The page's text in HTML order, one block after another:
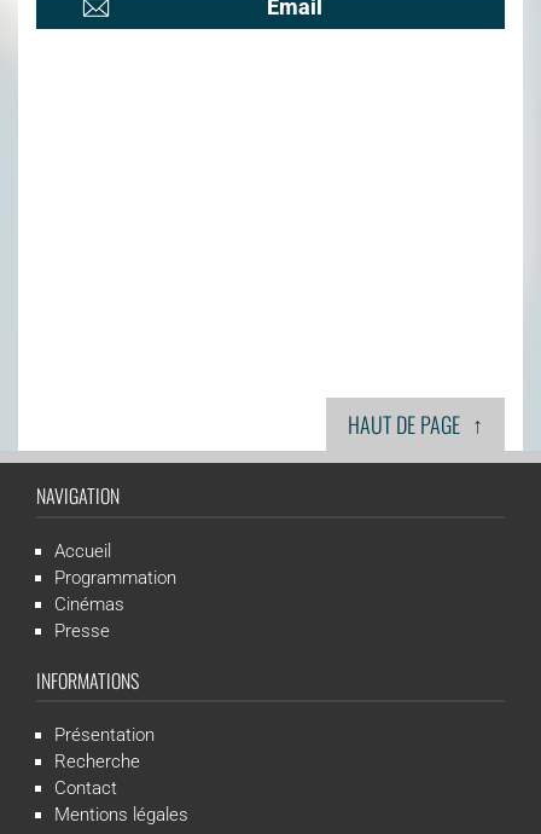
Email
HAUT DE PAGE ↑
NAVIGATION
Accueil
Programmation
Cinémas
Presse
INFORMATIONS
Présentation
Recherche
Contact
Mentions légales